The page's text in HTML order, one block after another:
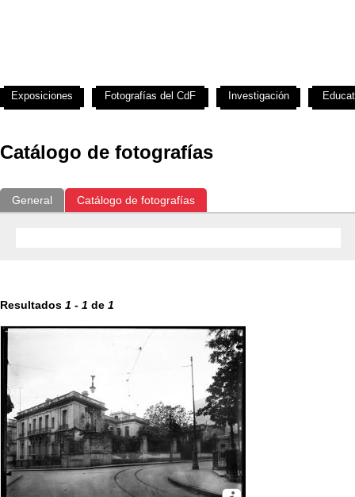
Catálogo de fotografías
General Catálogo de fotografías
Resultados 1 - 1 de 1
Exposiciones Fotografías del CdF Investigación